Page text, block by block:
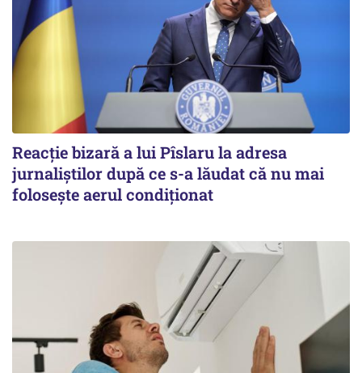
Reacție bizară a lui Pîslaru la adresa
jurnaliștilor după ce s-a lăudat că nu mai
folosește aerul condiționat